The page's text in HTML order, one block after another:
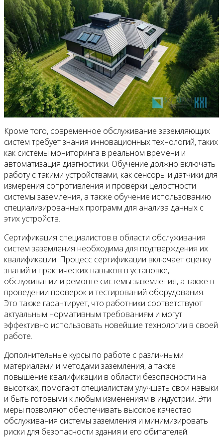
Кроме того, современное обслуживание заземляющих
систем требует знания инновационных технологий, таких
как системы мониторинга в реальном времени и
автоматизация диагностики. Обучение должно включать
работу с такими устройствами, как сенсоры и датчики для
измерения сопротивления и проверки целостности
системы заземления, а также обучение использованию
специализированных программ для анализа данных с
этих устройств.
Сертификация специалистов в области обслуживания
систем заземления необходима для подтверждения их
квалификации. Процесс сертификации включает оценку
знаний и практических навыков в установке,
обслуживании и ремонте системы заземления, а также в
проведении проверок и тестирований оборудования.
Это также гарантирует, что работники соответствуют
актуальным нормативным требованиям и могут
эффективно использовать новейшие технологии в своей
работе.
Дополнительные курсы по работе с различными
материалами и методами заземления, а также
повышение квалификации в области безопасности на
высотках, помогают специалистам улучшать свои навыки
и быть готовыми к любым изменениям в индустрии. Эти
меры позволяют обеспечивать высокое качество
обслуживания системы заземления и минимизировать
риски для безопасности здания и его обитателей.